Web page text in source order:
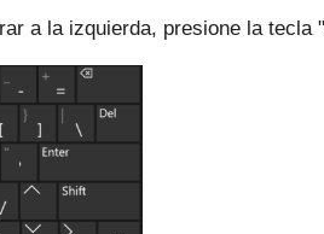
a la izquierda, presione la tecla